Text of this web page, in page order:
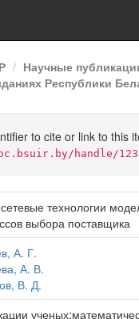
Научные
Республики
to cite or link to this
handle/
технологии
выбора поставщика
А. Г.
А. В.
В. Д.